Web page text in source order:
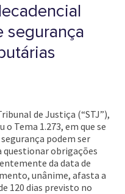
segurança
de Justiça (“STJ”),
Tema 1.273, em que se
podem ser
questionar obrigações
da data de
unânime, afasta a
120 dias previsto no